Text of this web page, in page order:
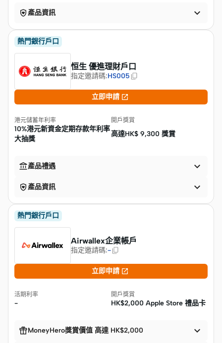
 產品資訊 
熱門銀行戶口
恒生 優進理財戶口
指定邀請碼:HS005
立即申請 
港元儲蓄年利率
10%港元新資金定期存款年利率
大抽獎
開戶獎賞
高達HK$ 9,300 獎賞
產品禮遇 
 產品資訊 
熱門銀行戶口
Airwallex企業帳戶
指定邀請碼:-
立即申請 
活期利率
-
開戶獎賞
HK$2,000 Apple Store 禮品卡
MoneyHero獎賞價值 高達 HK$2,000 